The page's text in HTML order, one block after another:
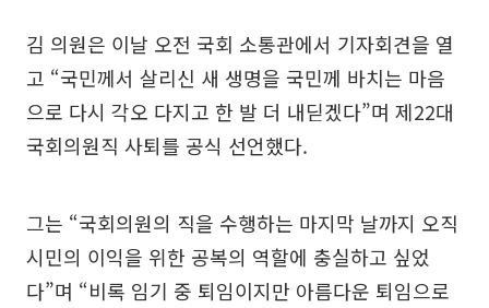
김 의원은 이날 오전 국회 소통관에서 기자회견을 열
고 “국민께서 살리신 새 생명을 국민께 바치는 마음
으로 다시 각오 다지고 한 발 더 내딛겠다”며 제22대
국회의원직 사퇴를 공식 선언했다.
그는 “국회의원의 직을 수행하는 마지막 날까지 오직
시민의 이익을 위한 공복의 역할에 충실하고 싶었
다”며 “비록 임기 중 퇴임이지만 아름다운 퇴임으로